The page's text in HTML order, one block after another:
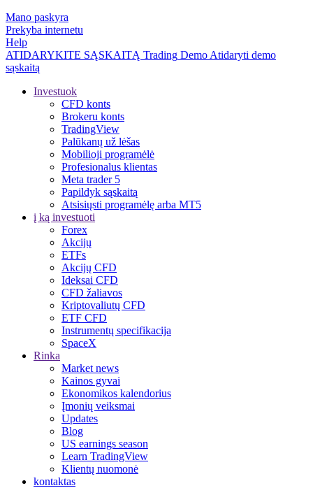
Mano paskyra
Prekyba internetu
Help
ATIDARYKITE SĄSKAITĄ Trading Demo Atidaryti demo
sąskaitą
Investuok
CFD konts
Brokeru konts
TradingView
Palūkanų už lėšas
Mobilioji programėlė
Profesionalus klientas
Meta trader 5
Papildyk sąskaitą
Atsisiųsti programėlę arba MT5
į ką investuoti
Forex
Akcijų
ETFs
Akcijų CFD
Ideksai CFD
CFD žaliavos
Kriptovaliutų CFD
ETF CFD
Instrumentų specifikacija
SpaceX
Rinka
Market news
Kainos gyvai
Ekonomikos kalendorius
Įmonių veiksmai
Updates
Blog
US earnings season
Learn TradingView
Klientų nuomonė
kontaktas